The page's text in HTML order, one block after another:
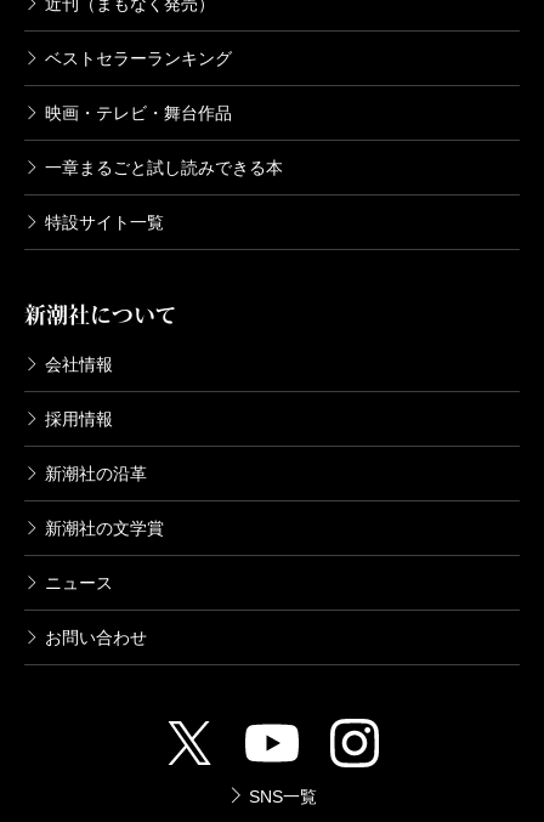
ベストセラーランキング
映画・テレビ・舞台作品
一章まるごと試し読みできる本
特設サイト一覧
新潮社について
会社情報
採用情報
新潮社の沿革
新潮社の文学賞
ニュース
お問い合わせ
SNS一覧